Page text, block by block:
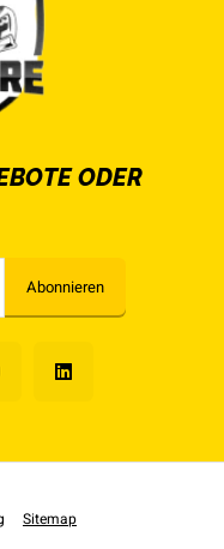
ODER
Abonnieren
Sitemap